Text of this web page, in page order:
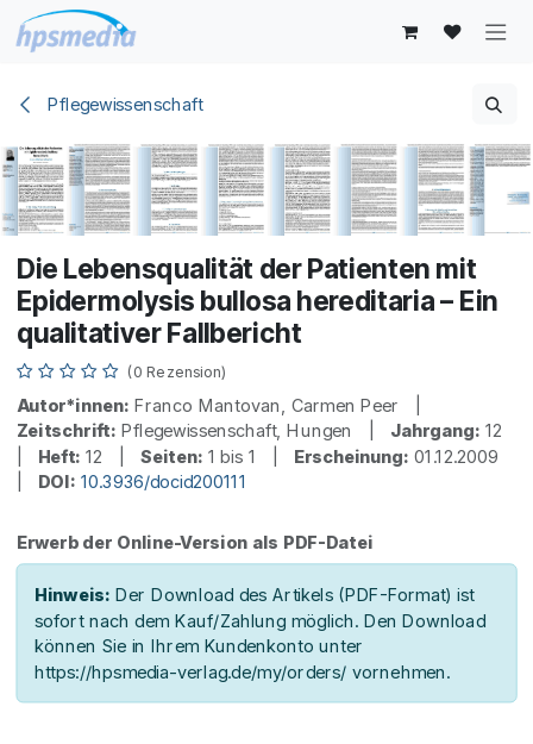
Zum Inhalt springen
Pflegewissenschaft
Die Lebensqualität der Patienten mit
Epidermolysis bullosa hereditaria – Ein
qualitativer Fallbericht
(0 Rezension)
Autor*innen: Franco Mantovan, Carmen Peer |
Zeitschrift: Pflegewissenschaft, Hungen | Jahrgang: 12
Heft: 12 | Seiten: 1 bis 1 | Erscheinung: 01.12.2009
DOI: 10.3936/docid200111
Erwerb der Online-Version als PDF-Datei
Hinweis: Der Download des Artikels (PDF-Format) ist
sofort nach dem Kauf/Zahlung möglich. Den Download
können Sie in Ihrem Kundenkonto unter
https://hpsmedia-verlag.de/my/orders/ vornehmen.